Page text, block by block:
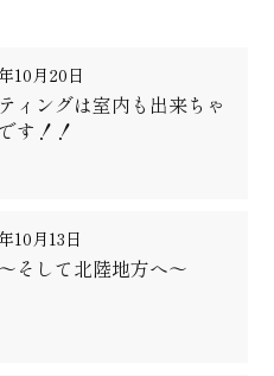
10月20日
ィングは室内も出来ちゃ
す！！
10月13日
そして北陸地方へ～